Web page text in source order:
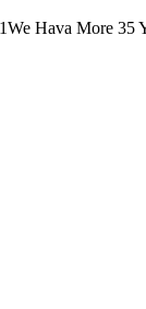
We Hava More 35